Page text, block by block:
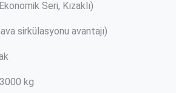
Seri, Kızaklı)
sirkülasyonu avantajı)
kg